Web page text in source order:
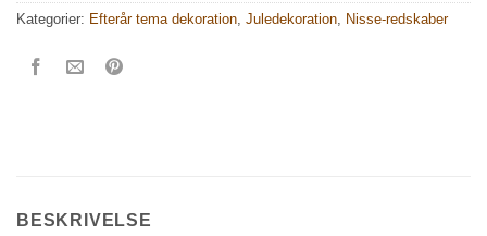
Kategorier: Efterår tema dekoration, Juledekoration, Nisse-redskaber
BESKRIVELSE